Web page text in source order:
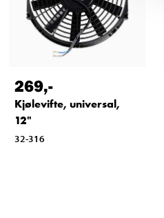
269,-
Kjølevifte, universal,
12"
32-316